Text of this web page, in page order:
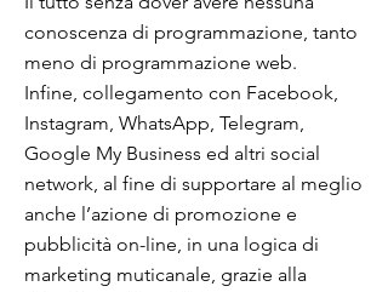
conoscenza di programmazione, tanto
meno di programmazione web.
Infine, collegamento con Facebook,
Instagram, WhatsApp, Telegram,
Google My Business ed altri social
network, al fine di supportare al meglio
anche l’azione di promozione e
pubblicità on-line, in una logica di
marketing muticanale, grazie alla